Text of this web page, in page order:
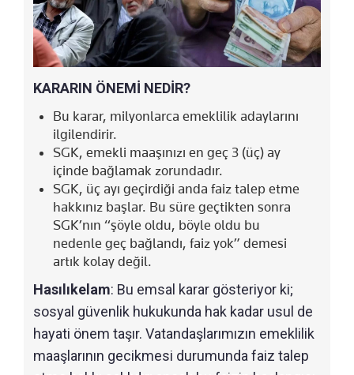
KARARIN ÖNEMİ NEDİR?
Bu karar, milyonlarca emeklilik adaylarını
ilgilendirir.
SGK, emekli maaşınızı en geç 3 (üç) ay
içinde bağlamak zorundadır.
SGK, üç ayı geçirdiği anda faiz talep etme
hakkınız başlar. Bu süre geçtikten sonra
SGK’nın “şöyle oldu, böyle oldu bu
nedenle geç bağlandı, faiz yok” demesi
artık kolay değil.
Hasılıkelam: Bu emsal karar gösteriyor ki;
sosyal güvenlik hukukunda hak kadar usul de
hayati önem taşır. Vatandaşlarımızın emeklilik
maaşlarının gecikmesi durumunda faiz talep